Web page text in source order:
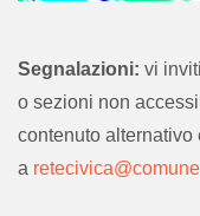
Segnalazioni: vi
o sezioni non
contenuto alternativo
a